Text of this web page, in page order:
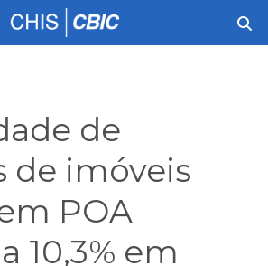
de
de imóveis
POA
10,3% em